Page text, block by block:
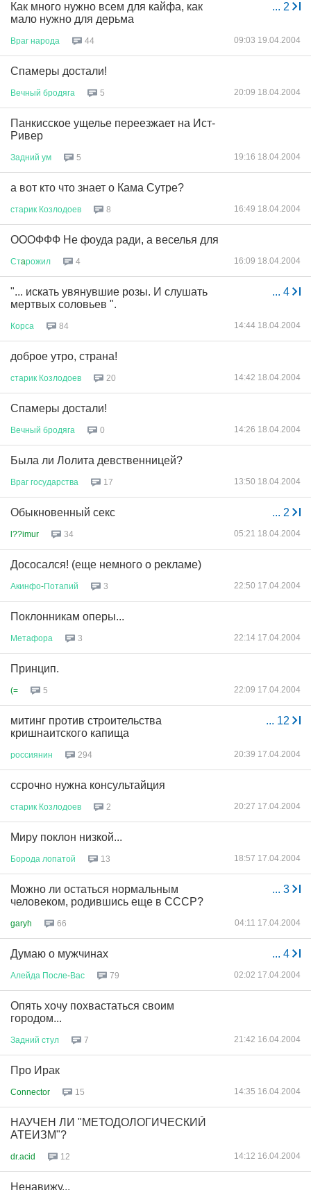
... 2
Как много нужно всем для кайфа, как
мало нужно для дерьма
Враг народа 44 09:03 19.04.2004
Спамеры достали!
Вечный бродяга 5 20:09 18.04.2004
Панкисское ущелье переезжает на Ист-
Ривер
Задний ум 5 19:16 18.04.2004
а вот кто что знает о Кама Сутре?
старик Козлодоев 8 16:49 18.04.2004
ОООФФФ Не фоуда ради, а веселья для
Стaрожил 4 16:09 18.04.2004
... 4
"... искать увянувшие розы. И слушать
мертвых соловьев ".
Корса 84 14:44 18.04.2004
доброе утро, страна!
старик Козлодоев 20 14:42 18.04.2004
Спамеры достали!
Вечный бродяга 0 14:26 18.04.2004
Была ли Лолита девственницей?
Враг государства 17 13:50 18.04.2004
... 2
Обыкновенный секс
l??imur 34 05:21 18.04.2004
Дососался! (еще немного о рекламе)
Акинфо-Потапий 3 22:50 17.04.2004
Поклонникам оперы...
Метафора 3 22:14 17.04.2004
Принцип.
(= 5 22:09 17.04.2004
... 12
митинг против строительства
кришнаитского капища
россиянин 294 20:39 17.04.2004
ссрочно нужна консультайция
старик Козлодоев 2 20:27 17.04.2004
Миру поклон низкой...
Борода лопатой 13 18:57 17.04.2004
... 3
Можно ли остаться нормальным
человеком, родившись еще в СССР?
garyh 66 04:11 17.04.2004
... 4
Думаю о мужчинах
Алейда После-Вас 79 02:02 17.04.2004
Опять хочу похвастаться своим
городом...
Задний стул 7 21:42 16.04.2004
Про Ирак
Connector 15 14:35 16.04.2004
НАУЧЕН ЛИ "МЕТОДОЛОГИЧЕСКИЙ
АТЕИЗМ"?
dr.acid 12 14:12 16.04.2004
Ненавижу...